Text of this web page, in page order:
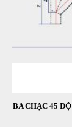
BA CHẠC 45 ĐỘ